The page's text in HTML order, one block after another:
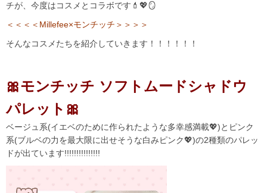
チが、今度はコスメとコラボです💄💖🪞
＜＜＜＜Millefee×モンチッチ＞＞＞＞
そんなコスメたちを紹介していきます！！！！！！
🎀モンチッチ ソフトムードシャドウ
パレット🎀
ベージュ系(イエベのために作られたような多幸感満載💖)とピンク
系(ブルベの力を最大限に出せそうな白みピンク💖)の2種類のパレッ
ドが出ています!!!!!!!!!!!!!!!